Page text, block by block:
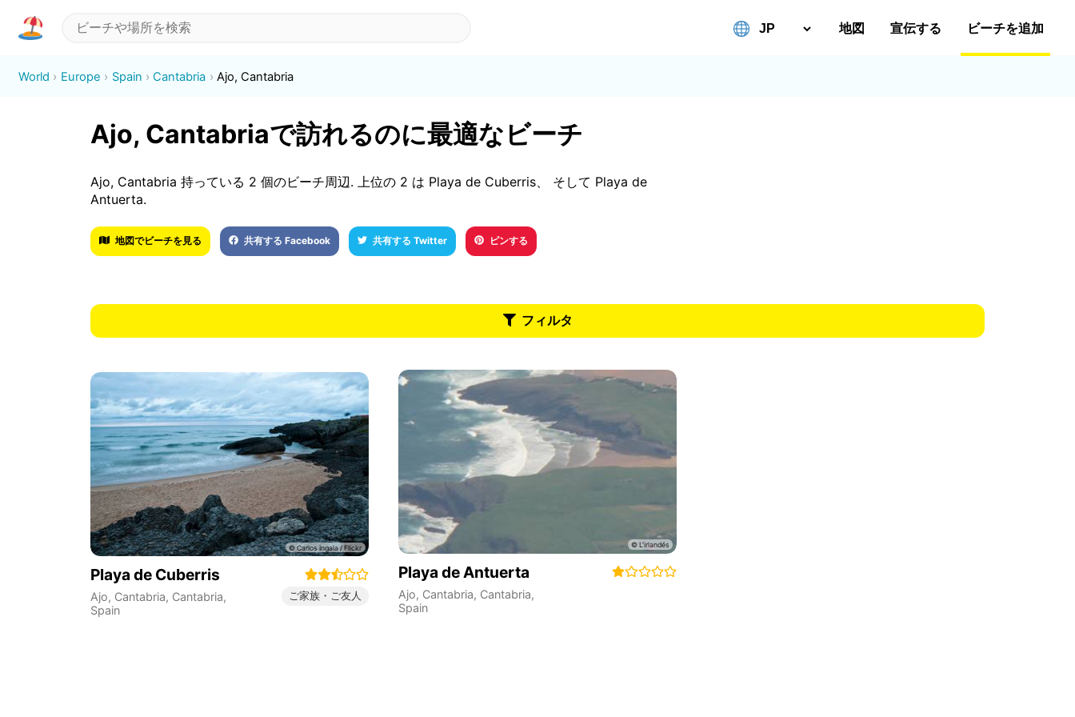
地図 宣伝する ビーチを追加
World Europe Spain Cantabria Ajo, Cantabria
Ajo, Cantabriaで訪れるのに最適なビーチ
Ajo, Cantabria 持っている 2 個のビーチ周辺. 上位の 2 は Playa de Cuberris、 そして Playa de
Antuerta.
地図でビーチを見る 共有する Facebook 共有する Twitter ピンする
フィルタ
Playa de Cuberris
Ajo, Cantabria, Cantabria,
Spain
ご家族・ご友人
Playa de Antuerta
Ajo, Cantabria, Cantabria,
Spain